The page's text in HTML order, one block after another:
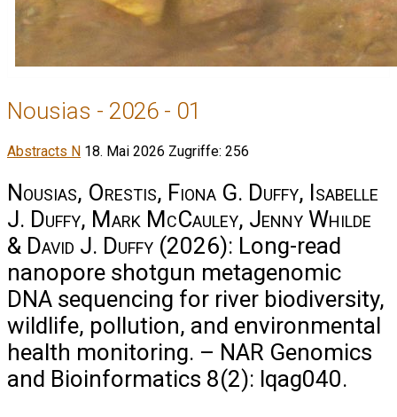
Nousias - 2026 - 01
Abstracts N 18. Mai 2026 Zugriffe: 256
Nousias, Orestis, Fiona G. Duffy, Isabelle
J. Duffy, Mark McCauley, Jenny Whilde
& David J. Duffy (2026): Long-read
nanopore shotgun metagenomic
DNA sequencing for river biodiversity,
wildlife, pollution, and environmental
health monitoring. – NAR Genomics
and Bioinformatics 8(2): lqag040.